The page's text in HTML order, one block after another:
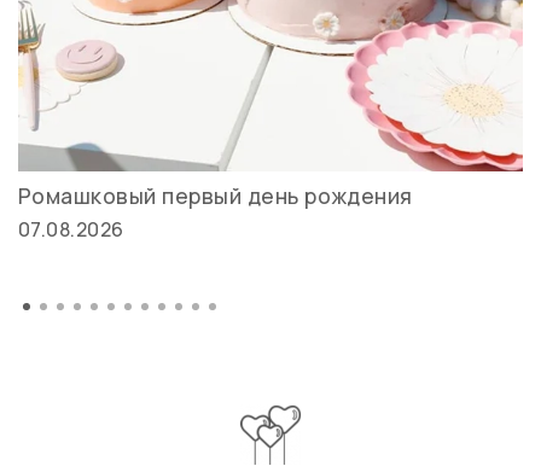
Ромашковый первый день рождения
07.08.2026